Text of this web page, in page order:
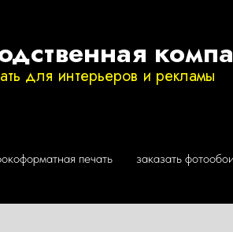
для интерьеров и рекламы
печать заказать фотообои